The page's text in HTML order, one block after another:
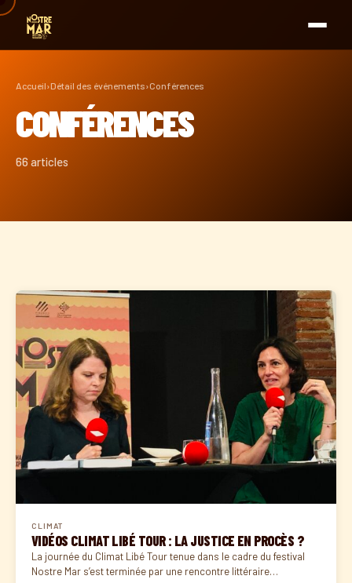
Accueil›Détail des événements›Conférences
CONFÉRENCES
66 articles
CLIMAT
VIDÉOS CLIMAT LIBÉ TOUR : LA JUSTICE EN PROCÈS ?
La journée du Climat Libé Tour tenue dans le cadre du festival
Nostre Mar s’est terminée par une rencontre littéraire…